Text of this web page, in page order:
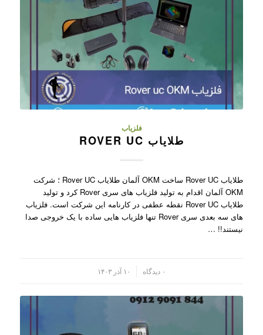
فلزیاب
طلایاب ROVER UC
طلایاب Rover UC ساخت OKM آلمان طلایاب Rover UC ؛ شرکت
OKM آلمان اقدام به تولید فلزیاب های سری Rover کرد و تولید
طلایاب Rover UC نقطه عطفی در کارنامه این شرکت است. فلزیاب
های سه بعدی سری Rover تنها فلزیاب هایی ساده با یک خروجی صدا
نیستند!! …
۰ دیدگاه ۱۰ آذر ۱۴۰۳